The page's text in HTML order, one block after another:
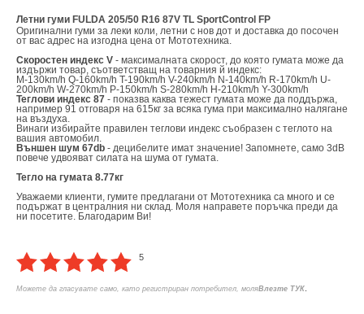
Летни гуми FULDA 205/50 R16 87V TL SportControl FP
Оригинални гуми за леки коли, летни с нов дот и доставка до посочен
от вас адрес на изгодна цена от Мототехника.
Скоростен индекс V - максималната скорост, до която гумата може да
издържи товар, съответстващ на товарния й индекс:
M-130km/h Q-160km/h T-190km/h V-240km/h N-140km/h R-170km/h U-
200km/h W-270km/h P-150km/h S-280km/h H-210km/h Y-300km/h
Теглови индекс 87 - показва каква тежест гумата може да поддържа,
например 91 отговаря на 615кг за всяка гума при максимално налягане
на въздуха.
Винаги избирайте правилен теглови индекс съобразен с теглото на
вашия автомобил.
Външен шум 67db - децибелите имат значение! Запомнете, само 3dB
повече удвояват силата на шума от гумата.
Тегло на гумата 8.77кг
Уважаеми клиенти, гумите предлагани от Мототехника са много и се
подържат в централния ни склад. Моля направете поръчка преди да
ни посетите. Благодарим Ви!
5
Можете да гласувате само, като регистриран потребител, моляВлезте ТУК